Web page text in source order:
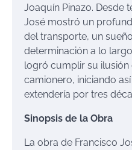
Joaquín Pinazo. Desde
José mostró un
del transporte, un
determinación a lo
logró cumplir su ilusión
camionero, iniciando
extendería por tres
Sinopsis de la Obra
La obra de Francisco